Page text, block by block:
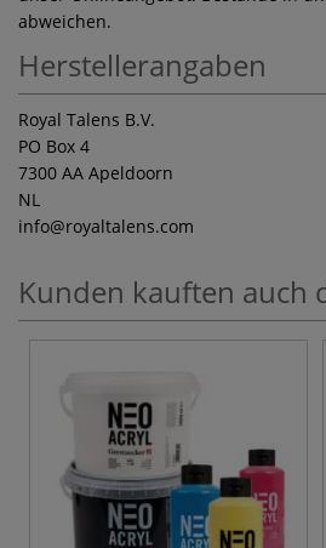
abweichen.
Herstellerangaben
Royal Talens B.V.
PO Box 4
7300 AA Apeldoorn
NL
info@royaltalens.com
Kunden kauften auch